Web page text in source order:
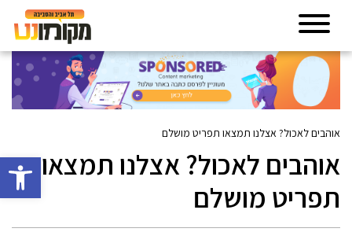
פתח
אוהבים לאכול? אצלנו תמצאו תפריט מושלם
אוהבים לאכול? אצלנו תמצאו
תפריט מושלם